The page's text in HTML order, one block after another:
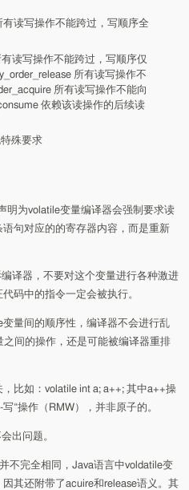
有读写操作不能跨过，写顺序全
读写操作不能跨过，写顺序仅
所有读写操作不
所有读写操作不能向
依赖该读操作的后续读
殊要求
明为volatile变量编译器会强制要求读
句对应的的寄存器内容，而是重新
译器，不要对这个变量进行各种激进
码中的指令一定会被执行。
量间的顺序性，编译器不会进行乱
间的操作，还是可能被编译器重排
比如：volatile int a; a++; 其中a++操
“操作（RMW），并非原子的。
出问题。
不完全相同，Java语言中voldatile变
其还附带了acuire和release语义。其